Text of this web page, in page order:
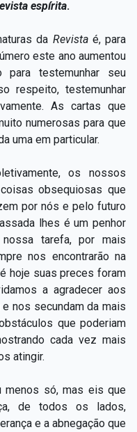
espírita.
da Revistaé, para
este ano aumentou
para testemunhar seu
respeito, testemunhar
As cartas que
numerosas para que
uma em particular.
os nossos
obsequiosas que
por nós e pelo futuro
lhes é um penhor
tarefa, por mais
nos encontrarão na
hoje suas preces foram
a agradecer aos
nos secundam da mais
que poderiam
cada vez mais
atingir.
menos só, mas eis que
de todos os lados,
e a abnegação que